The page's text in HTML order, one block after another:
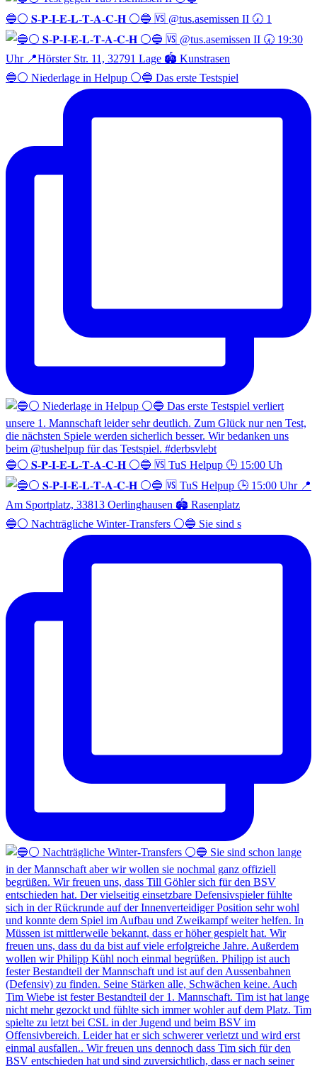
🔵⚪️ 𝐒-𝐏-𝐈-𝐄-𝐋-𝐓-𝐀-𝐂-𝐇 ⚪️🔵 🆚 @tus.asemissen II 🕢 1
🔵⚪️ Niederlage in Helpup ⚪️🔵 Das erste Testspiel
🔵⚪️ 𝐒-𝐏-𝐈-𝐄-𝐋-𝐓-𝐀-𝐂-𝐇 ⚪️🔵 🆚 TuS Helpup 🕒 15:00 Uh
🔵⚪️ Nachträgliche Winter-Transfers ⚪️🔵 Sie sind s